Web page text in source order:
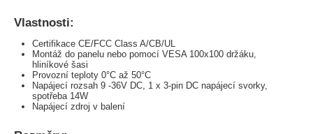
Vlastnosti:
Certifikace CE/FCC Class A/CB/UL
Montáž do panelu nebo pomocí VESA 100x100 držáku,
hliníkové šasi
Provozní teploty 0°C až 50°C
Napájecí rozsah 9 -36V DC, 1 x 3-pin DC napájecí svorky,
spotřeba 14W
Napájecí zdroj v balení